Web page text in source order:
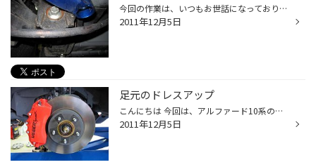
今回の作業は、いつもお世話になっております ＲＫのステップワゴンのＫ様 リアのリジットカラーが新発売との事で早速取り付けです。 原理的にはもの凄く変わると思います。 元々ある足回りの遊び部分をしっかり固定させてあげる部品で 非常にしっかりとした乗り味に変わりますね 作業は、腕を２回...
2011年12月5日
足元のドレスアップ
こんにちは 今回は、アルファード10系のブレーキの貧弱さを解消するため なんとブレンボ風カバーの装着です。 ビッグキャリパーの難点であるホイール選びもなんのその 大きく見えますが、実はホイール寄りにはほとんど変わっておりません！！ 見た目もスポーティー！ いい感じになりましたね
2011年12月5日